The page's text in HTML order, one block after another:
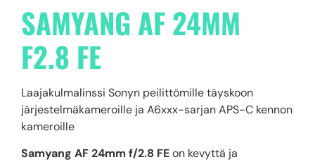
SAMYANG AF 24MM
F2.8 FE
Laajakulmalinssi Sonyn peilittömille täyskoon
järjestelmäkameroille ja A6xxx-sarjan APS-C kennon
kameroille
Samyang AF 24mm f/2.8 FEon kevyttä ja